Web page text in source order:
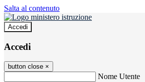
Salta al contenuto
Accedi
Accedi
button close ×
Nome Utente